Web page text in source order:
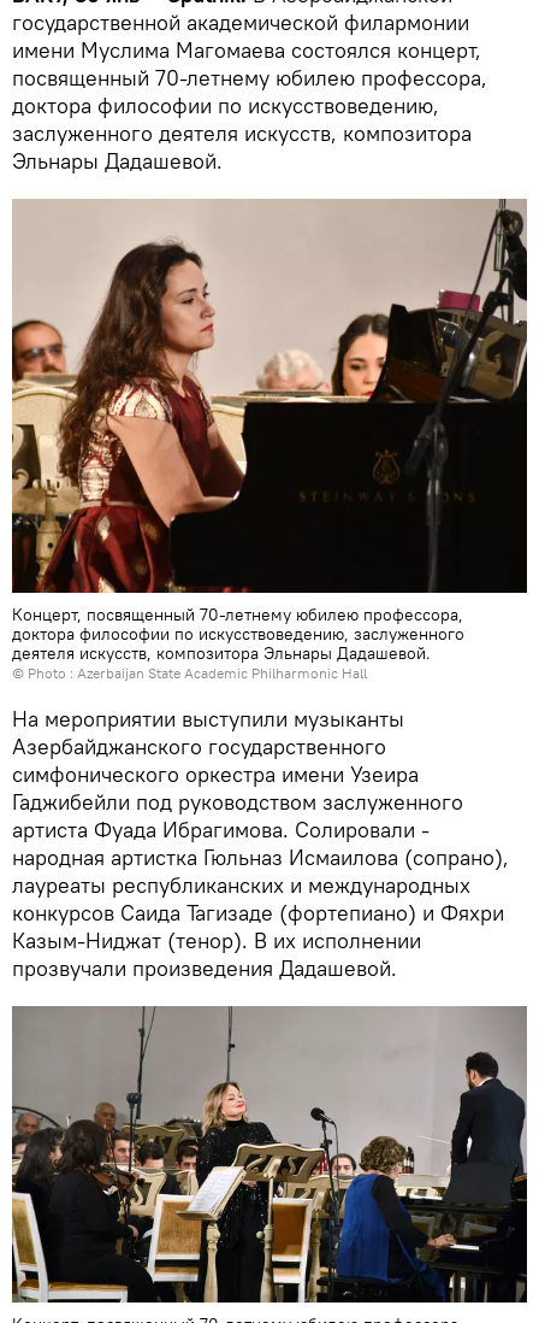
государственной академической филармонии
имени Муслима Магомаева состоялся концерт,
посвященный 70-летнему юбилею профессора,
доктора философии по искусствоведению,
заслуженного деятеля искусств, композитора
Эльнары Дадашевой.
Концерт, посвященный 70-летнему юбилею профессора,
доктора философии по искусствоведению, заслуженного
деятеля искусств, композитора Эльнары Дадашевой.
© Photo : Azerbaijan State Academic Philharmonic Hall
На мероприятии выступили музыканты
Азербайджанского государственного
симфонического оркестра имени Узеира
Гаджибейли под руководством заслуженного
артиста Фуада Ибрагимова. Солировали -
народная артистка Гюльназ Исмаилова (сопрано),
лауреаты республиканских и международных
конкурсов Саида Тагизаде (фортепиано) и Фяхри
Казым-Ниджат (тенор). В их исполнении
прозвучали произведения Дадашевой.